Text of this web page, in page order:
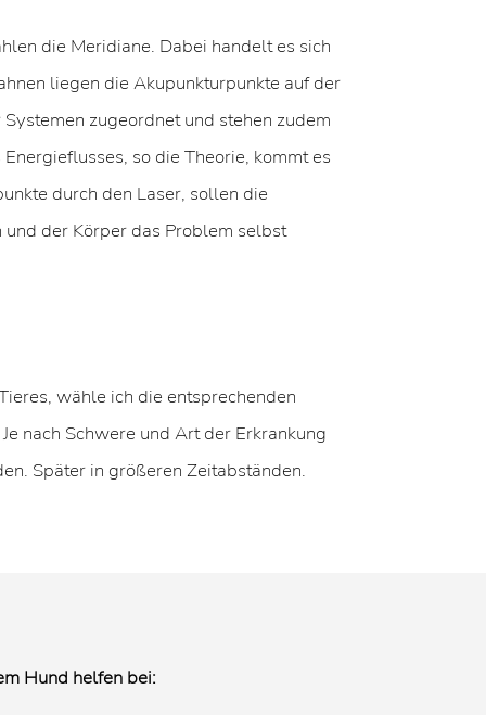
die Meridiane. Dabei handelt es sich
liegen die Akupunkturpunkte auf der
zugeordnet und stehen zudem
so die Theorie, kommt es
durch den Laser, sollen die
der Körper das Problem selbst
wähle ich die entsprechenden
nach Schwere und Art der Erkrankung
Später in größeren Zeitabständen.
Hund helfen bei: